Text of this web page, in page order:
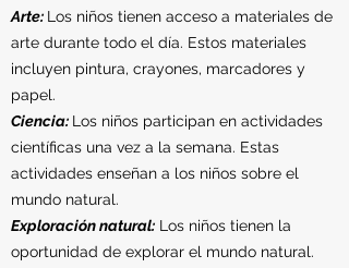
Arte: Los niños tienen acceso a materiales de
arte durante todo el día. Estos materiales
incluyen pintura, crayones, marcadores y
papel.
Ciencia: Los niños participan en actividades
científicas una vez a la semana. Estas
actividades enseñan a los niños sobre el
mundo natural.
Exploración natural: Los niños tienen la
oportunidad de explorar el mundo natural.